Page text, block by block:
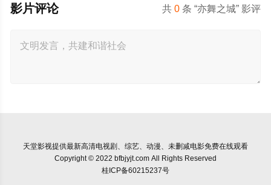
共0 条 “亦舞之城” 影评
影片评论
天堂影视提供最新高清电视剧、综艺、动漫、未删减电影免费在线观看
Copyright © 2022 bfbjyjt.com All Rights Reserved
桂ICP备60215237号